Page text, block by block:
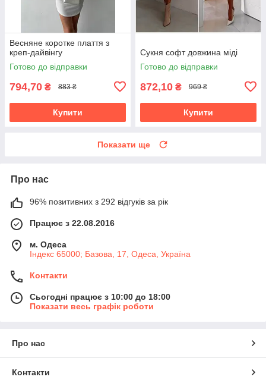
Весняне коротке плаття з
креп-дайвінгу
Готово до відправки
794,70 ₴ 883 ₴
Купити
Сукня софт довжина міді
Готово до відправки
872,10 ₴ 969 ₴
Купити
Показати ще
Про нас
96% позитивних з 292 відгуків за рік
Працює з 22.08.2016
м. Одеса
Індекс 65000; Базова, 17, Одеса, Україна
Контакти
Сьогодні працює з 10:00 до 18:00
Показати весь графік роботи
Про нас
Контакти